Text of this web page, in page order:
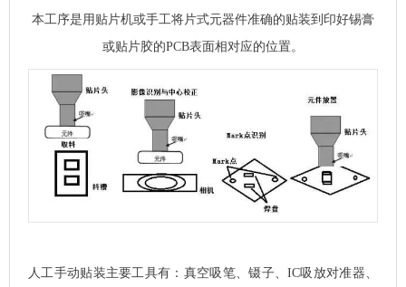
本工序是用贴片机或手工将片式元器件准确的贴装到印好锡膏
或贴片胶的PCB表面相对应的位置。
人工手动贴装主要工具有：真空吸笔、镊子、IC吸放对准器、